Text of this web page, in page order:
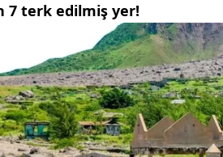
7 terk edilmiş yer!